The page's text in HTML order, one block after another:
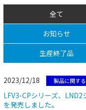
全て
お知らせ
生産終了品
2023/12/18 製品に関す
LFV3-CPシリーズ、
を発売しました。